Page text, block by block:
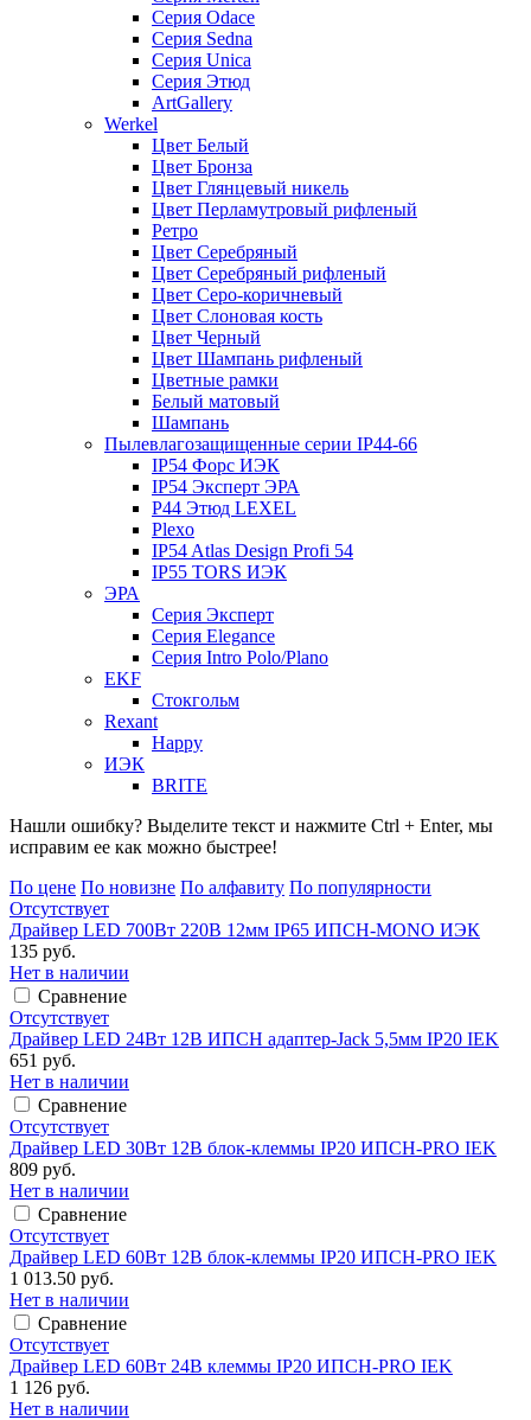
Серия Odace
Серия Sedna
Серия Unica
Серия Этюд
ArtGallery
Werkel
Цвет Белый
Цвет Бронза
Цвет Глянцевый никель
Цвет Перламутровый рифленый
Ретро
Цвет Серебряный
Цвет Серебряный рифленый
Цвет Серо-коричневый
Цвет Слоновая кость
Цвет Черный
Цвет Шампань рифленый
Цветные рамки
Белый матовый
Шампань
Пылевлагозащищенные серии IP44-66
IP54 Форс ИЭК
IP54 Эксперт ЭРА
P44 Этюд LEXEL
Plexo
IP54 Atlas Design Profi 54
IP55 TORS ИЭК
ЭРА
Серия Эксперт
Серия Elegance
Серия Intro Polo/Plano
EKF
Стокгольм
Rexant
Happy
ИЭК
BRITE
Нашли ошибку? Выделите текст и нажмите Ctrl + Enter, мы
исправим ее как можно быстрее!
По цене По новизне По алфавиту По популярности
Отсутствует
Драйвер LED 700Вт 220В 12мм IP65 ИПСН-MONO ИЭК
135 руб.
Нет в наличии
Сравнение
Отсутствует
Драйвер LED 24Вт 12В ИПСН адаптер-Jack 5,5мм IP20 IEK
651 руб.
Нет в наличии
Сравнение
Отсутствует
Драйвер LED 30Вт 12В блок-клеммы IP20 ИПСН-PRO IEK
809 руб.
Нет в наличии
Сравнение
Отсутствует
Драйвер LED 60Вт 12В блок-клеммы IP20 ИПСН-PRO IEK
1 013.50 руб.
Нет в наличии
Сравнение
Отсутствует
Драйвер LED 60Вт 24В клеммы IP20 ИПСН-PRO IEK
1 126 руб.
Нет в наличии